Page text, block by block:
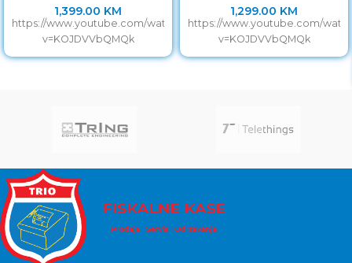
1,399.00 KM
https://www.youtube.com/watch?
v=KOJDVVbQMQk
1,299.00 KM
https://www.youtube.com/
v=KOJDVVbQMQk